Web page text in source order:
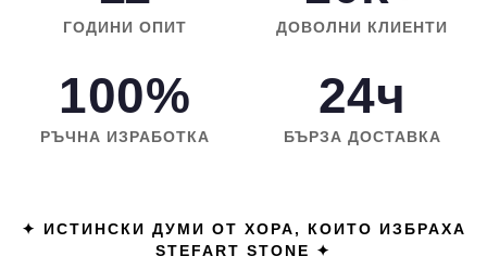
ГОДИНИ ОПИТ ДОВОЛНИ КЛИЕНТИ
100%
РЪЧНА ИЗРАБОТКА
24ч
БЪРЗА ДОСТАВКА
✦ ИСТИНСКИ ДУМИ ОТ ХОРА, КОИТО ИЗБРАХА
STEFART STONE ✦